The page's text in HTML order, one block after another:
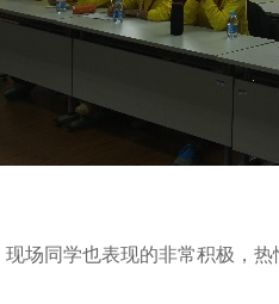
同学也表现的非常积极，热